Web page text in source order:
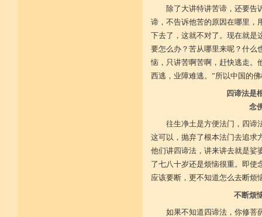
除了大讲特讲苦谛，还要告
谛，不告诉他苦的原因在哪里，
下去了，这就不对了。现在就是
要怎么办？苦从哪里来呢？什么
恼，只讲苦啊苦啊，赶快逃走。
西逃，业障难逃。”所以中国的
四谛法是
念
往生净土是方便法门，四谛
这可以，抛弃了根本法门去追求
他们讲四谛法，讲来讲去就是娑
了七八十岁还是烦恼很重。即使
应该要断，更不知道怎么去断烦
不断烦
如果不知道四谛法，你修菩